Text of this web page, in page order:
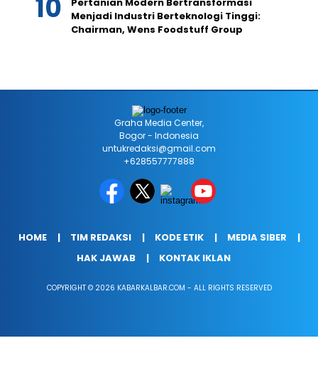
Pertanian Modern Bertransformasi
Menjadi Industri Berteknologi Tinggi:
Chairman, Wens Foodstuff Group
Graha Media Center,
Bogor - Indonesia
untukredaksi@gmail.com
+628557777888
HOME TIM REDAKSI KODE ETIK
MEDIA SIBER
HAK JAWAB
KONTAK IKLAN
COPYRIGHT © 2026 KABARKALBAR.COM - ALL RIGHTS RESERVED